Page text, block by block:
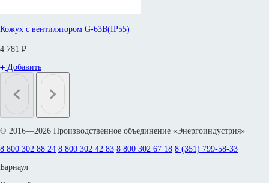
Кожух с вентилятором G-63B(IP55)
4 781 ₽
Добавить
© 2016—2026 Производственное объединение «Энергоиндустрия»
8 800 302 88 24 8 800 302 42 83 8 800 302 67 18 8 (351) 799-58-33
Барнаул